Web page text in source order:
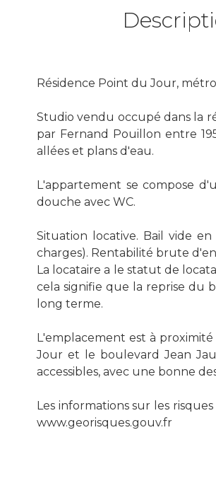
Résidence Point du Jour,
Studio vendu occupé dans la
par Fernand Pouillon entre
allées et plans d'eau.
L'appartement se compose
douche avec WC.
Situation locative. Bail vide
charges). Rentabilité brute
La locataire a le statut de
cela signifie que la reprise du
long terme.
L'emplacement est à
Jour et le boulevard Jean
accessibles, avec une bonne
Les informations sur les
www.georisques.gouv.fr